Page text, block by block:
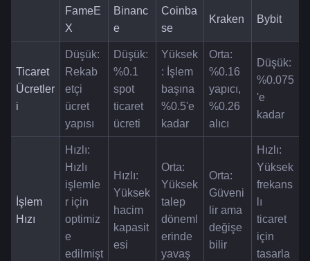
FameE
X
Binanc
e
Coinba
se
Kraken Bybit
Ticaret
Ücretler
i
Düşük:
Rekab
etçi
ücret
yapısı
Düşük:
%0.1
spot
ticaret
ücreti
Yüksek
: İşlem
başına
%0.5'e
kadar
Orta:
%0.16
yapıcı,
%0.26
alıcı
Düşük:
%0.075
'e
kadar
İşlem
Hızı
Hızlı:
Hızlı
işlemle
r için
optimiz
e
edilmişt
Hızlı:
Yüksek
hacim
kapasit
esi
Orta:
Yüksek
talep
döneml
erinde
yavaş
Orta:
Güveni
lir ama
değişe
bilir
Hızlı:
Yüksek
frekans
lı
ticaret
için
tasarla